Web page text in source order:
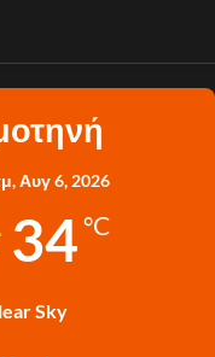
Αυγ 6, 2026
34 °C
Sky